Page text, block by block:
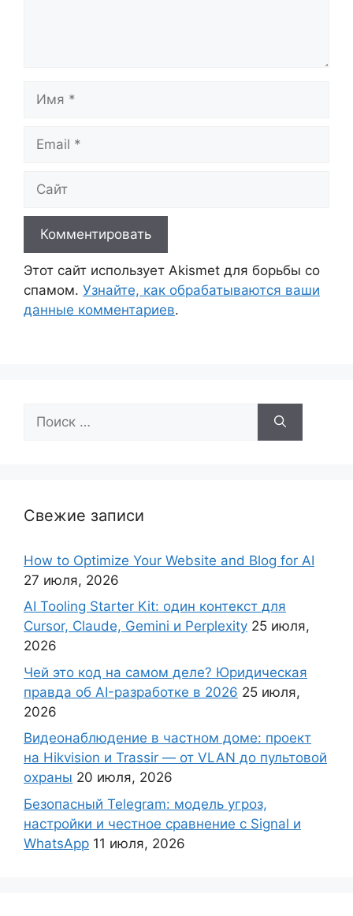
Имя
Email
Сайт
Этот сайт использует Akismet для борьбы со
спамом. Узнайте, как обрабатываются ваши
данные комментариев.
Свежие записи
How to Optimize Your Website and Blog for AI
27 июля, 2026
AI Tooling Starter Kit: один контекст для
Cursor, Claude, Gemini и Perplexity 25 июля,
2026
Чей это код на самом деле? Юридическая
правда об AI-разработке в 2026 25 июля,
2026
Видеонаблюдение в частном доме: проект
на Hikvision и Trassir — от VLAN до пультовой
охраны 20 июля, 2026
Безопасный Telegram: модель угроз,
настройки и честное сравнение с Signal и
WhatsApp 11 июля, 2026